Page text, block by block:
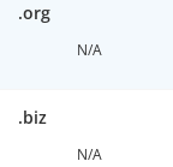
.org
N/A
.biz
N/A